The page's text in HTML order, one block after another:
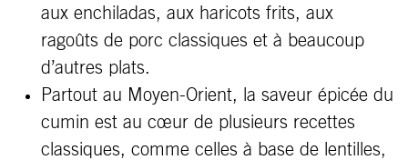
aux enchiladas, aux haricots frits, aux
ragoûts de porc classiques et à beaucoup
d’autres plats.
Partout au Moyen-Orient, la saveur épicée du
cumin est au cœur de plusieurs recettes
classiques, comme celles à base de lentilles,